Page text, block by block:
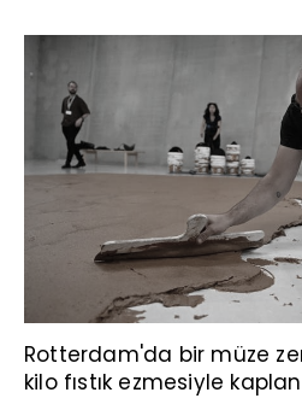
Rotterdam'da bir müze
kilo fıstık ezmesiyle